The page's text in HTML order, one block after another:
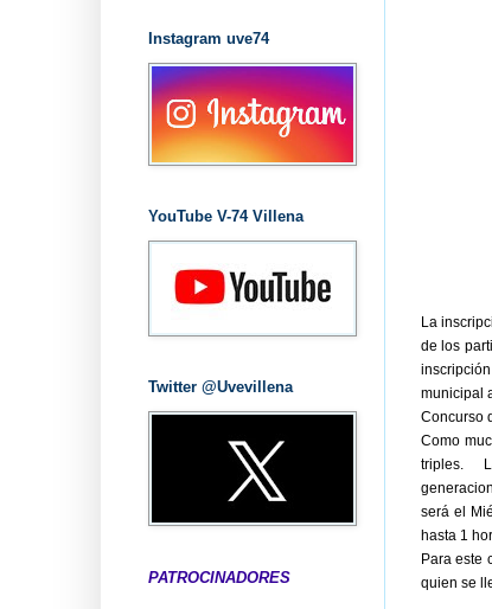
La
de los
municipal
Concurso
Como
triples.
será el
hasta 1
Para este
quien se
Instagram uve74
YouTube V-74 Villena
Twitter @Uvevillena
PATROCINADORES